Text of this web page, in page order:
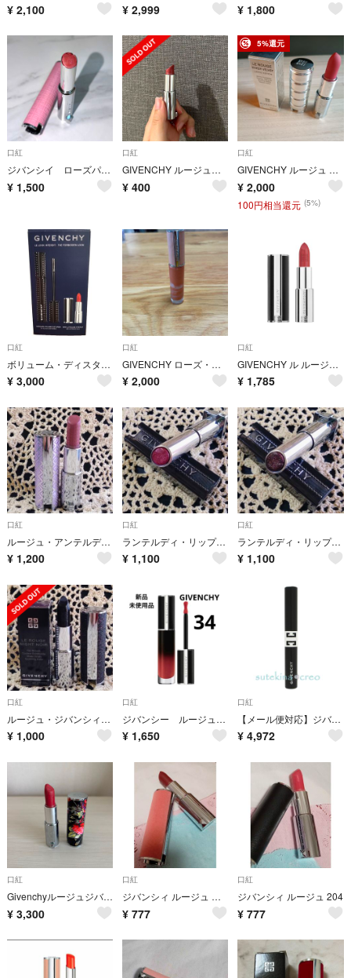
¥ 2,100 ¥ 2,999 ¥ 1,800
口紅
ジバンシイ ローズパーフェクト525 訳あり新品
¥ 1,500
口紅
GIVENCHY ルージュ・ジバンシイ 口紅
¥ 400
5%還元
口紅
GIVENCHY ルージュ ジバンシイ シアー ベルベット リップスティック
¥ 2,000
100円相当還元 (5%)
口紅
ボリューム・ディスタービア キット
¥ 3,000
口紅
GIVENCHY ローズ・パーフェクト・リキッド #110 ミルキー ヌード
¥ 2,000
口紅
GIVENCHY ル ルージュ アンテルディ シルキー #210
¥ 1,785
口紅
ルージュ・アンテルディ・バーム No.25 限定色
¥ 1,200
口紅
ランテルディ・リップスティック No.22 ガーネット・マーブル 限定色
¥ 1,100
口紅
ランテルディ・リップスティック No.21 オニキス・マーブル 限定色
¥ 1,100
口紅
ルージュ・ジバンシィ・ノワール No. 1 ナイト・イン・ライト
¥ 1,000
口紅
ジバンシー ルージュ・アンテルディ・クリーム・ベルベット リップカラー 34
¥ 1,650
口紅
【メール便対応】ジバンシイ ルージュ ジバンシイ ベルベット マット N08 ベルベット コード 2.3g
¥ 4,972
口紅
Givenchyルージュジバンシー★315★フランス製
¥ 3,300
口紅
ジバンシィ ルージュ シアーベルベット 39
¥ 777
口紅
ジバンシィ ルージュ 204
¥ 777